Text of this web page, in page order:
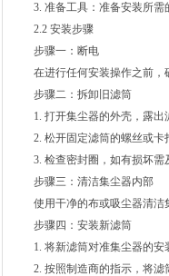
3. 准备工具：准备安装所需
2.2 安装步骤
步骤一：断电
在进行任何安装操作之前，
步骤二：拆卸旧滤筒
1. 打开集尘器的外壳，露出
2. 松开固定滤筒的螺丝或卡
3. 检查密封圈，如有损坏需
步骤三：清洁集尘器内部
使用干净的布或吸尘器清洁
步骤四：安装新滤筒
1. 将新滤筒对准集尘器的安
2. 按照制造商的指示，将滤